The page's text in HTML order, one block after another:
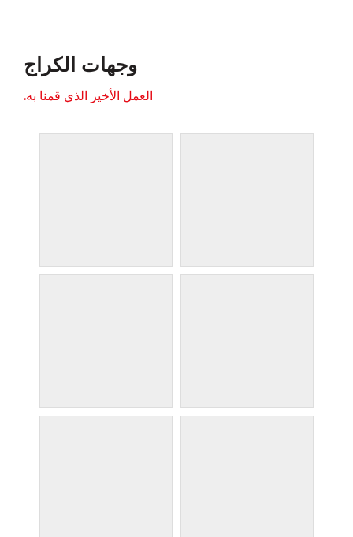
وجهات الكراج
العمل الأخير الذي قمنا به.